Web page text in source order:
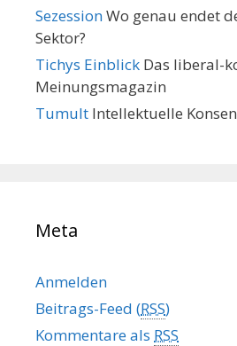
SezessionWo genau endet
Sektor?
Tichys Einblick Das liberal-
Meinungsmagazin
Tumult Intellektuelle
Meta
Anmelden
Beitrags-Feed (RSS)
Kommentare als RSS